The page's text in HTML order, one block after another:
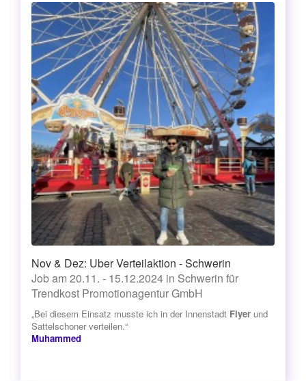
Nov & Dez: Uber Verteilaktion - Schwerin
Job am 20.11. - 15.12.2024 in Schwerin für
Trendkost Promotionagentur GmbH
„Bei diesem Einsatz musste ich in der Innenstadt Flyer und
Sattelschoner verteilen.“
Muhammed